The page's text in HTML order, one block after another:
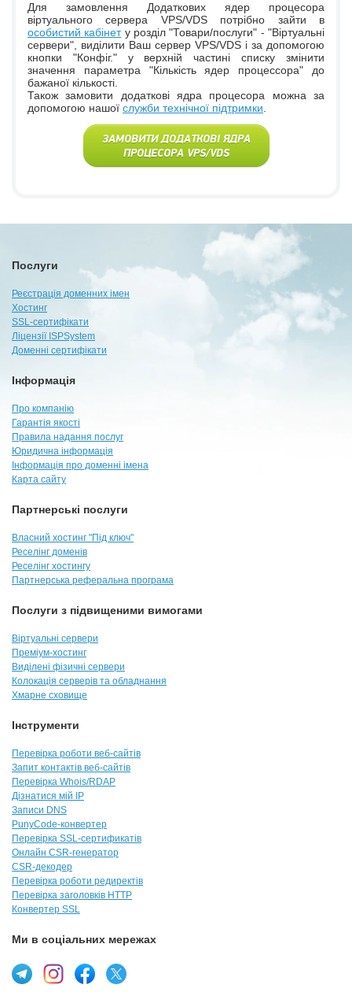
Для замовлення Додаткових ядер процесора
віртуального сервера VPS/VDS потрібно зайти в
особистий кабінету розділ "Товари/послуги" - "Віртуальні
сервери", виділити Ваш сервер VPS/VDS і за допомогою
кнопки "Конфіг." у верхній частині списку змінити
значення параметра "Кількість ядер процессора" до
бажаної кількості.
Також замовити додаткові ядра процесора можна за
допомогою нашої служби технічної підтримки
ЗАМОВИТИ ДОДАТКОВІ ЯДРА
ПРОЦЕСОРА VPS/VDS
Послуги
Реєстрація доменних імен
Хостинг
SSL-сертифікати
Ліцензії ISPSystem
Доменні сертифікати
Інформація
Про компанію
Гарантія якості
Правила надання послуг
Юридична інформація
Інформація про доменні імена
Карта сайту
Партнерські послуги
Власний хостинг "Під ключ"
Реселінг доменів
Реселінг хостингу
Партнерська реферальна програма
Послуги з підвищеними вимогами
Віртуальні сервери
Преміум-хостинг
Виділені фізичні сервери
Колокація серверів та обладнання
Хмарне сховище
Інструменти
Перевірка роботи веб-сайтів
Запит контактів веб-сайтів
Перевірка Whois/RDAP
Дізнатися мій IP
Записи DNS
PunyCode-конвертер
Перевірка SSL-сертификатів
Онлайн CSR-генератор
CSR-декодер
Перевірка роботи редиректів
Перевірка заголовків HTTP
Конвертер SSL
Ми в соціальних мережах